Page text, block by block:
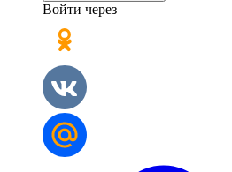
Войти через